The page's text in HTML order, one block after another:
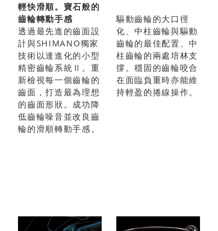
輕快滑順。寶石般的
齒輪轉動手感
透過最先進的齒面設
計與SHIMANO獨家
技術以達進化的小型
精密齒輪系統Ⅱ。重
新檢視每一個齒輪的
齒面，打造最為理想
的齒面形狀。成功降
低齒輪噪音並改良齒
輪的滑順轉動手感。
驅動齒輪的大口徑
化、中柱齒輪與驅動
齒輪的最佳配置、中
柱齒輪的兩處培林支
撐。穩固的齒輪咬合
在面臨負重時亦能維
持輕盈的捲線操作。